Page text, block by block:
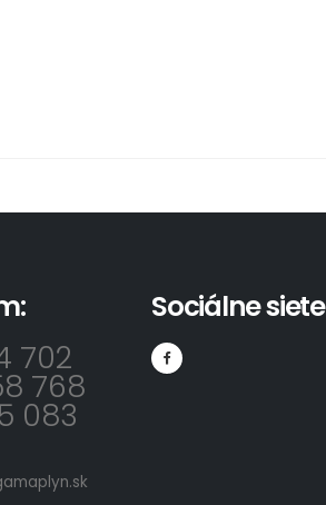
702
768
083
Sociálne siete